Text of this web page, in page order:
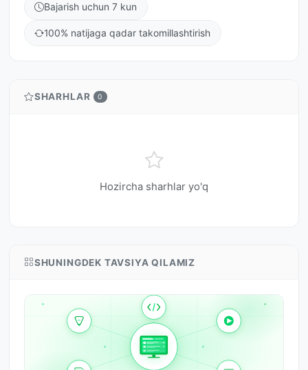
Bajarish uchun 7 kun
100% natijaga qadar takomillashtirish
SHARHLAR 0
Hozircha sharhlar yo'q
SHUNINGDEK TAVSIYA QILAMIZ